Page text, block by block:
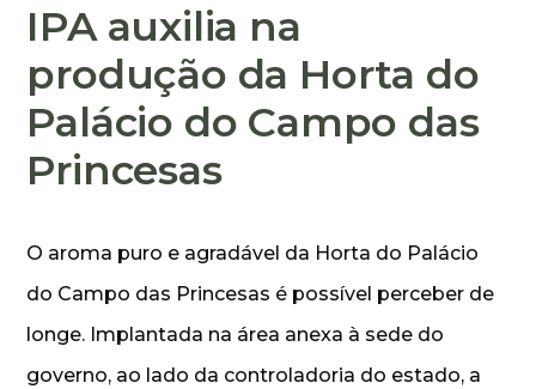
IPA auxilia na
produção da Horta do
Palácio do Campo das
Princesas
O aroma puro e agradável da Horta do Palácio
do Campo das Princesas é possível perceber de
longe. Implantada na área anexa à sede do
governo, ao lado da controladoria do estado, a